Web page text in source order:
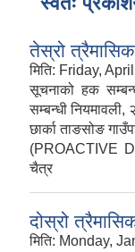
तेस्रो
मिति: Friday,
सूचनाको हक
सम्बन्धी नियमावली,
छार्का ताङसोङ
(PROACTIVE
चैत्र
दोस्रो
मिति: Monday,